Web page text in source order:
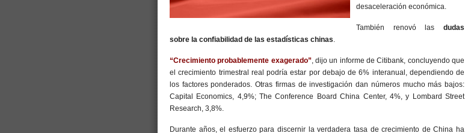
desaceleración económica.
También renovó las dudas
sobre la confiabilidad de las estadísticas chinas.
“Crecimiento probablemente exagerado”, dijo un informe de Citibank, concluyendo que
el crecimiento trimestral real podría estar por debajo de 6% interanual, dependiendo de
los factores ponderados. Otras firmas de investigación dan números mucho más bajos:
Capital Economics, 4,9%; The Conference Board China Center, 4%, y Lombard Street
Research, 3,8%.
Durante años, el esfuerzo para discernir la verdadera tasa de crecimiento de China ha